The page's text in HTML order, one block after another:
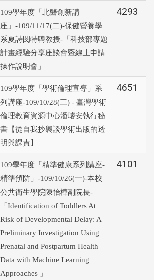
109學年度「北醫創新講
座」-109/11/17(二)-保健營養學
系夏詩閔特聘教授-「科技部專題
計畫經驗分享座談會暨線上申請
操作說明會」
4293
109學年度「學術倫理宣導」系
列講座-109/10/28(三) - 臺灣學術
倫理教育資源中心潘璿安執行秘
書【從自我抄襲談學術出版的透
明與課責】
4651
109學年度「精準健康系列講座-
精準預防」-109/10/26(一)-本校
公共衛生學院陳怡樺副院長-
「Identification of Toddlers At
Risk of Developmental Delay: A
Preliminary Investigation Using
Prenatal and Postpartum Health
Data with Machine Learning
Approaches 」
4101